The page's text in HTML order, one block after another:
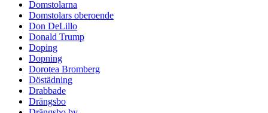
Domstolarna
Domstolars oberoende
Don DeLillo
Donald Trump
Doping
Dopning
Dorotea Bromberg
Döstädning
Drabbade
Drängsbo